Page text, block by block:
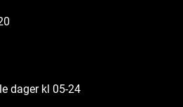
dager kl 05-24